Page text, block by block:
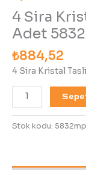
4 Sira
Adet
₺884,52
4 Sira Kristal
Stok kodu: 5832mp